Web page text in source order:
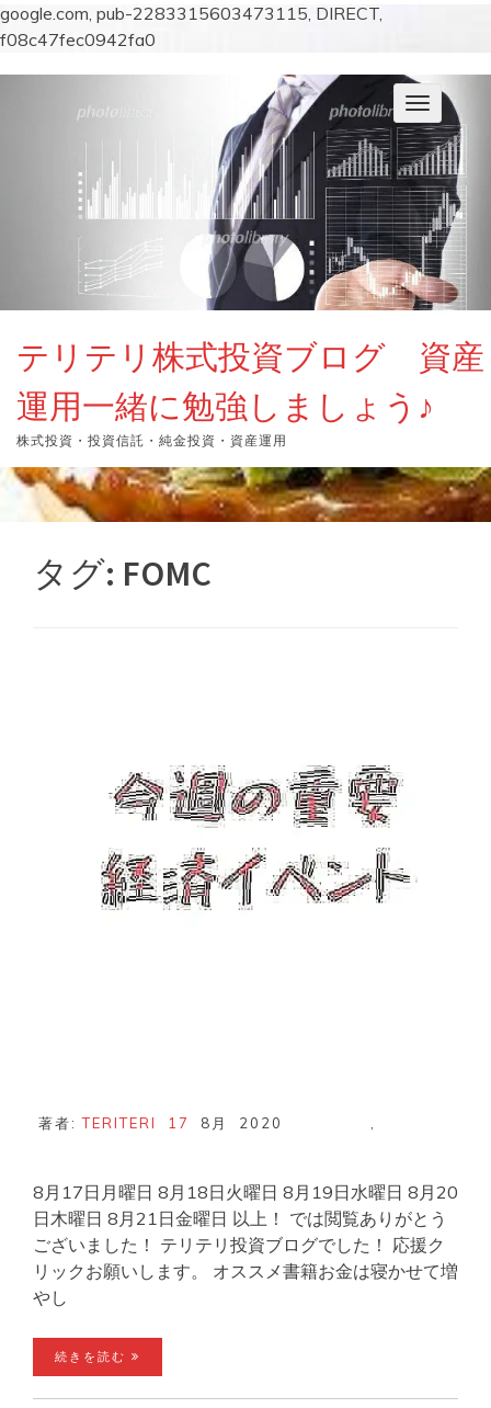
google.com, pub-2283315603473115, DIRECT,
f08c47fec0942fa0
ナ
ビ
ゲ
ー
シ
ョ
ン
を
切
り
替
テリテリ株式投資ブログ 資産
運用一緒に勉強しましょう♪
株式投資・投資信託・純金投資・資産運用
タグ: FOMC
著者:TERITERI 17 8月 2020
8月17日月曜日 8月18日火曜日 8月19日水曜日 8月20
日木曜日 8月21日金曜日 以上！ では閲覧ありがとう
ございました！ テリテリ投資ブログでした！ 応援ク
リックお願いします。 オススメ書籍お金は寝かせて増
やし
続きを読む